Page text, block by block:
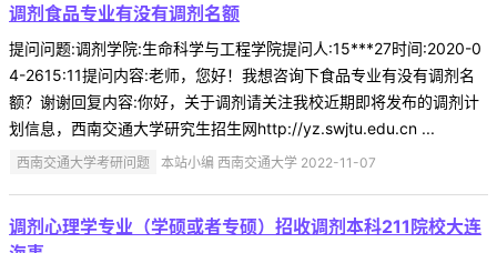
调剂食品专业有没有调剂名额
提问问题:调剂学院:生命科学与工程学院提问人:15***27时间:2020-0
4-2615:11提问内容:老师，您好！我想咨询下食品专业有没有调剂名
额？谢谢回复内容:你好，关于调剂请关注我校近期即将发布的调剂计
划信息，西南交通大学研究生招生网http://yz.swjtu.edu.cn ...
西南交通大学考研问题 本站小编 西南交通大学 2022-11-07
调剂心理学专业（学硕或者专硕）招收调剂本科211院校大连